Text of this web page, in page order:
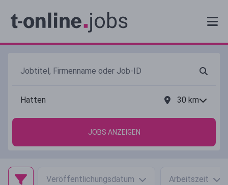
30 km
JOBS ANZEIGEN
Veröffentlichungsdatum Arbeitszeit